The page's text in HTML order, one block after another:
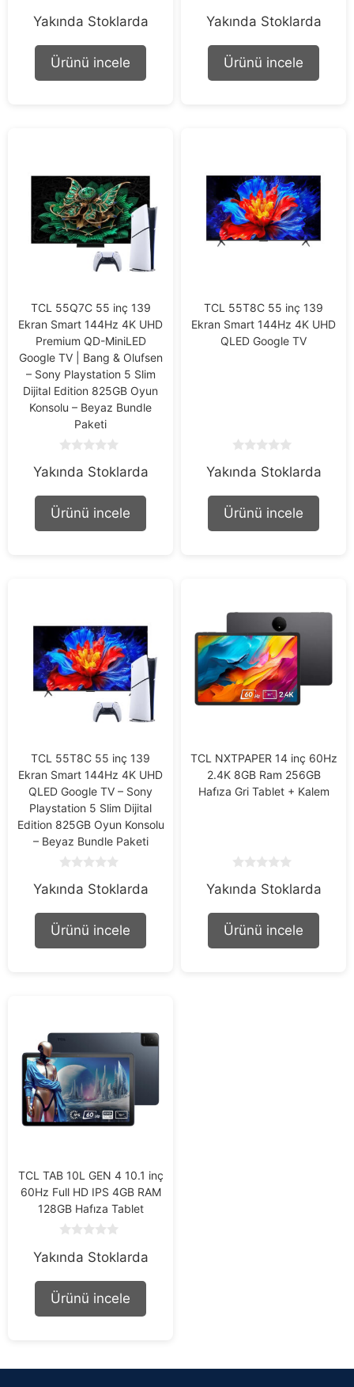
o
t
f
Yakında Stoklarda
Ürünü incele
o
t
f
Yakında Stoklarda
Ürünü incele
TCL 55Q7C 55 inç 139
Ekran Smart 144Hz 4K UHD
Premium QD-MiniLED
Google TV | Bang & Olufsen
– Sony Playstation 5 Slim
Dijital Edition 825GB Oyun
Konsolu – Beyaz Bundle
Paketi
o
t
f
Yakında Stoklarda
Ürünü incele
TCL 55T8C 55 inç 139
Ekran Smart 144Hz 4K UHD
QLED Google TV
o
t
f
Yakında Stoklarda
Ürünü incele
TCL 55T8C 55 inç 139
Ekran Smart 144Hz 4K UHD
QLED Google TV – Sony
Playstation 5 Slim Dijital
Edition 825GB Oyun Konsolu
– Beyaz Bundle Paketi
o
t
f
Yakında Stoklarda
Ürünü incele
TCL NXTPAPER 14 inç 60Hz
2.4K 8GB Ram 256GB
Hafıza Gri Tablet + Kalem
o
t
f
Yakında Stoklarda
Ürünü incele
TCL TAB 10L GEN 4 10.1 inç
60Hz Full HD IPS 4GB RAM
128GB Hafıza Tablet
o
t
f
Yakında Stoklarda
Ürünü incele